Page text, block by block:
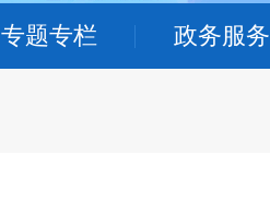
专题专栏 政务服务